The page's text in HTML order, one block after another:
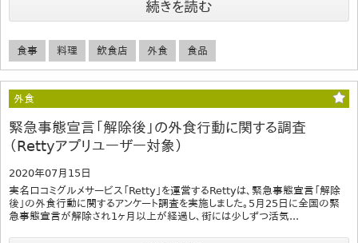
続きを読む
食事 料理 飲食店 外食 食品
外食
緊急事態宣言「解除後」の外食行動に関する調査
（Rettyアプリユーザー対象）
2020年07月15日
実名口コミグルメサービス「Retty」を運営するRettyは、緊急事態宣言「解除
後」の外食行動に関するアンケート調査を実施しました。5月25日に全国の緊
急事態宣言が解除され1ヶ月以上が経過し、街には少しずつ活気...